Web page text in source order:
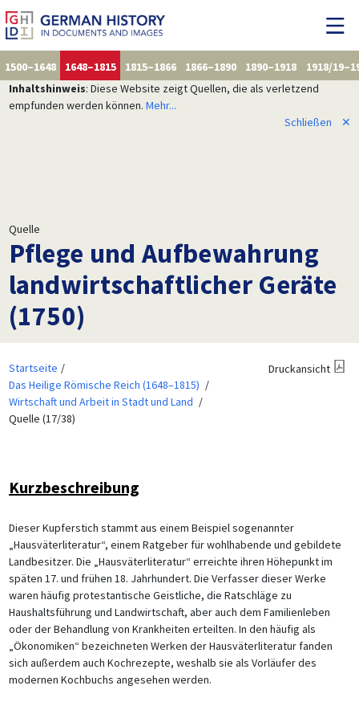
1500–1648 1648–1815 1815–1866 1866–1890 1890–1918
1918/
Inhaltshinweis: Diese Website zeigt Quellen, die als verletzend
empfunden werden können. Mehr...
Schließen
✕
Quelle
Pflege und Aufbewahrung
landwirtschaftlicher Geräte
(1750)
Startseite
Das Heilige Römische Reich (1648–1815)
Wirtschaft und Arbeit in Stadt und Land
Quelle (17/38)
Druckansicht
Kurzbeschreibung
Dieser Kupferstich stammt aus einem Beispiel sogenannter
„Hausväterliteratur“, einem Ratgeber für wohlhabende und gebildete
Landbesitzer. Die „Hausväterliteratur“ erreichte ihren Höhepunkt im
späten 17. und frühen 18. Jahrhundert. Die Verfasser dieser Werke
waren häufig protestantische Geistliche, die Ratschläge zu
Haushaltsführung und Landwirtschaft, aber auch dem Familienleben
oder der Behandlung von Krankheiten erteilten. In den häufig als
„Ökonomiken“ bezeichneten Werken der Hausväterliteratur fanden
sich außerdem auch Kochrezepte, weshalb sie als Vorläufer des
modernen Kochbuchs angesehen werden.